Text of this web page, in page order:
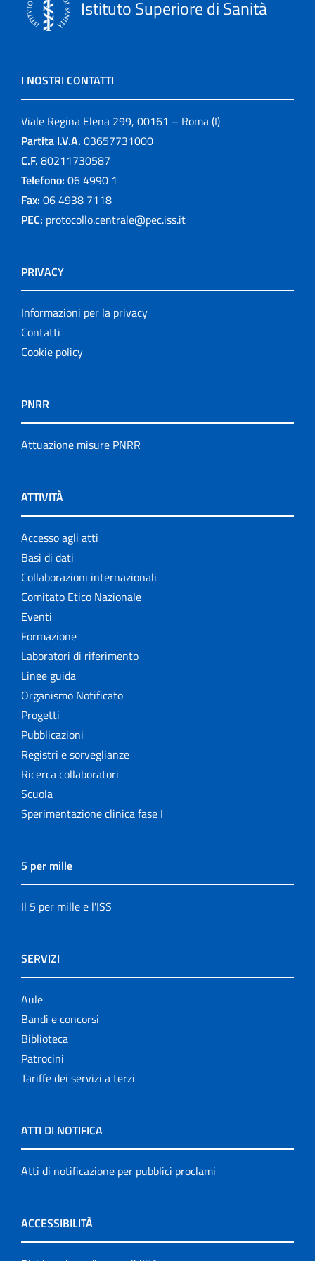
Istituto Superiore di Sanità
I NOSTRI CONTATTI
Viale Regina Elena 299, 00161 – Roma (I)
Partita I.V.A. 03657731000
C.F. 80211730587
Telefono: 06 4990 1
Fax: 06 4938 7118
PEC: protocollo.centrale@pec.iss.it
PRIVACY
Informazioni per la privacy
Contatti
Cookie policy
PNRR
Attuazione misure PNRR
ATTIVITÀ
Accesso agli atti
Basi di dati
Collaborazioni internazionali
Comitato Etico Nazionale
Eventi
Formazione
Laboratori di riferimento
Linee guida
Organismo Notificato
Progetti
Pubblicazioni
Registri e sorveglianze
Ricerca collaboratori
Scuola
Sperimentazione clinica fase I
5 per mille
Il 5 per mille e l'ISS
SERVIZI
Aule
Bandi e concorsi
Biblioteca
Patrocini
Tariffe dei servizi a terzi
ATTI DI NOTIFICA
Atti di notificazione per pubblici proclami
ACCESSIBILITÀ